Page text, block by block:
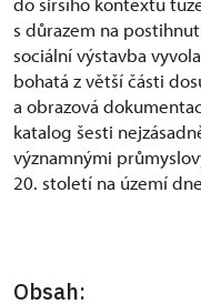
s důrazem na
sociální výstavba
bohatá z větší části
a obrazová
katalog šesti
významnými
20. století na území
Obsah: